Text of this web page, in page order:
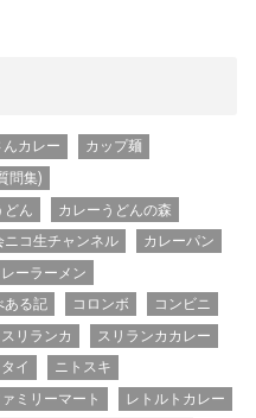
んカレー
カップ麺
問集)
どん
カレーうどんの森
コ生チャンネル
カレーパン
ーラーメン
ある記 コロンボ
コンビニ
スリランカ
スリランカカレー
タイ
ニトスキ
ミリーマート
レトルトカレー